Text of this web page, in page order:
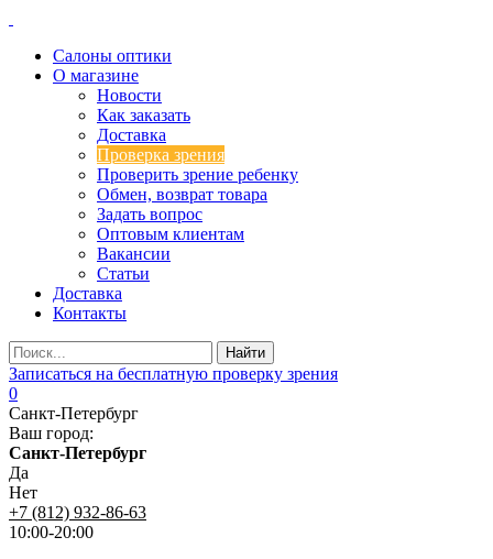
Салоны оптики
О магазине
Новости
Как заказать
Доставка
Проверка зрения
Проверить зрение ребенку
Обмен, возврат товара
Задать вопрос
Оптовым клиентам
Вакансии
Статьи
Доставка
Контакты
Записаться на бесплатную проверку зрения
0
Санкт-Петербург
Ваш город:
Санкт-Петербург
Да
Нет
+7 (812) 932-86-63
10:00-20:00